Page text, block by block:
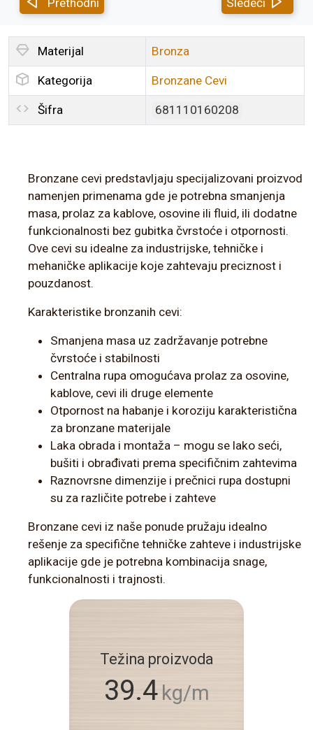
Prethodni Sledeći
Materijal Bronza
Kategorija Bronzane Cevi
Šifra 681110160208
Bronzane cevi predstavljaju specijalizovani proizvod
namenjen primenama gde je potrebna smanjenja
masa, prolaz za kablove, osovine ili fluid, ili dodatne
funkcionalnosti bez gubitka čvrstoće i otpornosti.
Ove cevi su idealne za industrijske, tehničke i
mehaničke aplikacije koje zahtevaju preciznost i
pouzdanost.
Karakteristike bronzanih cevi:
Smanjena masa uz zadržavanje potrebne
čvrstoće i stabilnosti
Centralna rupa omogućava prolaz za osovine,
kablove, cevi ili druge elemente
Otpornost na habanje i koroziju karakteristična
za bronzane materijale
Laka obrada i montaža – mogu se lako seći,
bušiti i obrađivati prema specifičnim zahtevima
Raznovrsne dimenzije i prečnici rupa dostupni
su za različite potrebe i zahteve
Bronzane cevi iz naše ponude pružaju idealno
rešenje za specifične tehničke zahteve i industrijske
aplikacije gde je potrebna kombinacija snage,
funkcionalnosti i trajnosti.
Težina proizvoda
39.4 kg/m